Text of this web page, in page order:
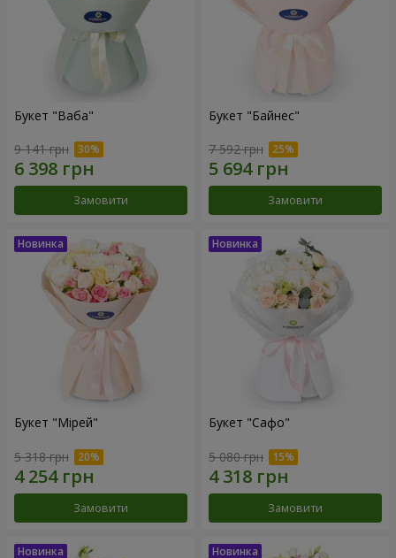
Букет "Ваба"
9 141 грн
Замовити
Букет "Байнес"
7 592 грн
Замовити
Букет "Мірей"
5 318 грн
Замовити
Букет "Сафо"
5 080 грн
Замовити